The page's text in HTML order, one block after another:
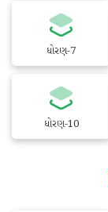
ધોરણ-7
ધોરણ-10